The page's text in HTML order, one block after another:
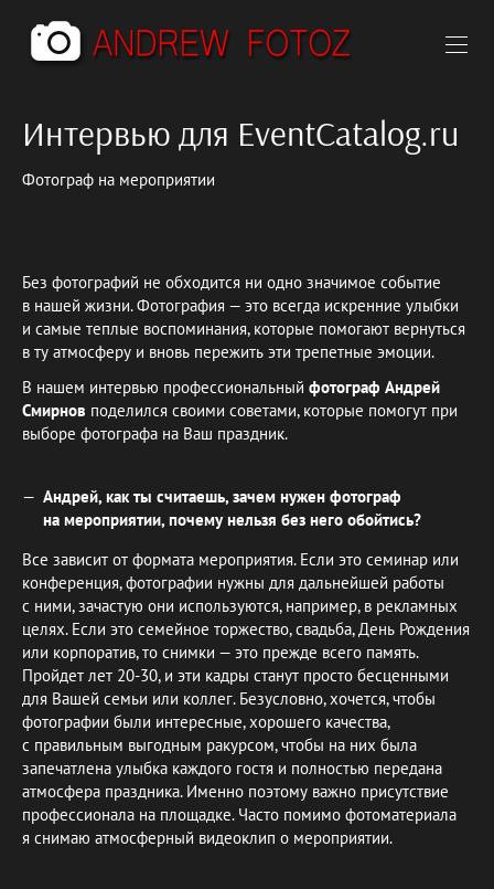
Интервью для EventCatalog.ru
Фотограф на мероприятии
Без фотографий не обходится ни одно значимое событие
в нашей жизни. Фотография — это всегда искренние улыбки
и самые теплые воспоминания, которые помогают вернуться
в ту атмосферу и вновь пережить эти трепетные эмоции.
В нашем интервью профессиональный фотограф Андрей
Смирнов поделился своими советами, которые помогут при
выборе фотографа на Ваш праздник.
Андрей, как ты считаешь, зачем нужен фотограф
на мероприятии, почему нельзя без него обойтись?
Все зависит от формата мероприятия. Если это семинар или
конференция, фотографии нужны для дальнейшей работы
с ними, зачастую они используются, например, в рекламных
целях. Если это семейное торжество, свадьба, День Рождения
или корпоратив, то снимки — это прежде всего память.
Пройдет лет 20-30, и эти кадры станут просто бесценными
для Вашей семьи или коллег. Безусловно, хочется, чтобы
фотографии были интересные, хорошего качества,
с правильным выгодным ракурсом, чтобы на них была
запечатлена улыбка каждого гостя и полностью передана
атмосфера праздника. Именно поэтому важно присутствие
профессионала на площадке. Часто помимо фотоматериала
я снимаю атмосферный видеоклип о мероприятии.